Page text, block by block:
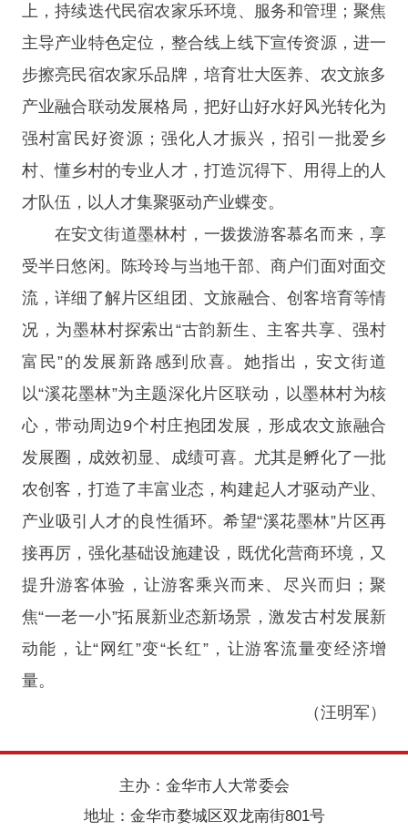
上，持续迭代民宿农家乐环境、服务和管理；聚焦
主导产业特色定位，整合线上线下宣传资源，进一
步擦亮民宿农家乐品牌，培育壮大医养、农文旅多
产业融合联动发展格局，把好山好水好风光转化为
强村富民好资源；强化人才振兴，招引一批爱乡
村、懂乡村的专业人才，打造沉得下、用得上的人
才队伍，以人才集聚驱动产业蝶变。
在安文街道墨林村，一拨拨游客慕名而来，享
受半日悠闲。陈玲玲与当地干部、商户们面对面交
流，详细了解片区组团、文旅融合、创客培育等情
况，为墨林村探索出“古韵新生、主客共享、强村
富民”的发展新路感到欣喜。她指出，安文街道
以“溪花墨林”为主题深化片区联动，以墨林村为核
心，带动周边9个村庄抱团发展，形成农文旅融合
发展圈，成效初显、成绩可喜。尤其是孵化了一批
农创客，打造了丰富业态，构建起人才驱动产业、
产业吸引人才的良性循环。希望“溪花墨林”片区再
接再厉，强化基础设施建设，既优化营商环境，又
提升游客体验，让游客乘兴而来、尽兴而归；聚
焦“一老一小”拓展新业态新场景，激发古村发展新
动能，让“网红”变“长红”，让游客流量变经济增
量。
（汪明军）
主办：金华市人大常委会
地址：金华市婺城区双龙南街801号